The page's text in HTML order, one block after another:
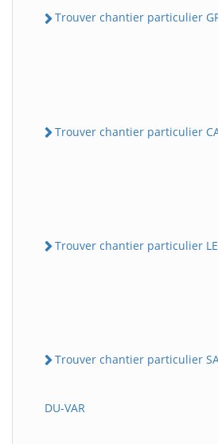
Trouver chantier particulier
Trouver chantier particulier
Trouver chantier particulier LE
Trouver chantier particulier
DU-VAR